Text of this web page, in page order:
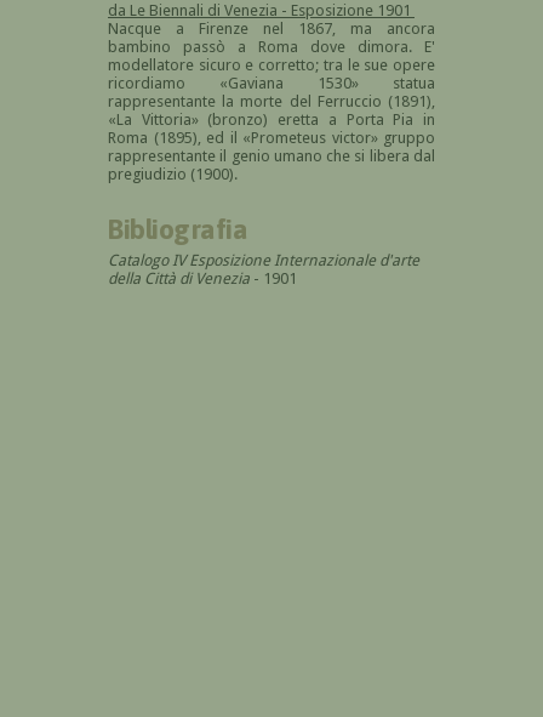
da Le Biennali di Venezia - Esposizione 1901
Nacque a Firenze nel 1867, ma ancora
bambino passò a Roma dove dimora. E'
modellatore sicuro e corretto; tra le sue opere
ricordiamo «Gaviana 1530» statua
rappresentante la morte del Ferruccio (1891),
«La Vittoria» (bronzo) eretta a Porta Pia in
Roma (1895), ed il «Prometeus victor» gruppo
rappresentante il genio umano che si libera dal
pregiudizio (1900).
Bibliografia
Catalogo IV Esposizione Internazionale d'arte
della Città di Venezia - 1901